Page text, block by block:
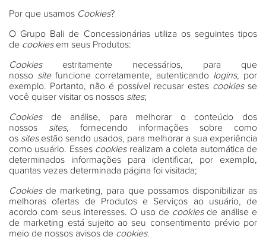
Por que usamos Cookies?
O Grupo Bali de Concessionárias utiliza os seguintes tipos
de cookiesem seus Produtos:
Cookiesestritamente necessários, para que
nosso sitefuncione corretamente, autenticando logins, por
exemplo. Portanto, não é possível recusar estes cookiesse
você quiser visitar os nossos sites;
Cookiesde análise, para melhorar o conteúdo dos
nossos sites, fornecendo informações sobre como
os sitesestão sendo usados, para melhorar a sua experiência
como usuário. Esses cookiesrealizam a coleta automática de
determinados informações para identificar, por exemplo,
quantas vezes determinada página foi visitada;
Cookiesde marketing, para que possamos disponibilizar as
melhoras ofertas de Produtos e Serviços ao usuário, de
acordo com seus interesses. O uso de cookiesde análise e
de marketing está sujeito ao seu consentimento prévio por
meio de nossos avisos de cookies.